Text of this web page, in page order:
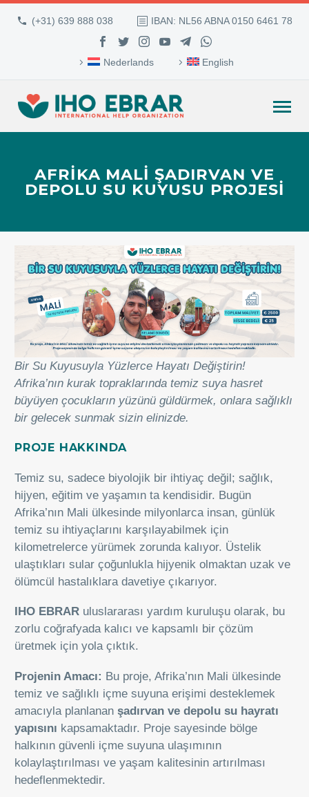
(+31) 639 888 038 IBAN: NL56 ABNA 0150 6461 78
Nederlands English
AFRİKA MALİ ŞADIRVAN VE
DEPOLU SU KUYUSU PROJESİ
Bir Su Kuyusuyla Yüzlerce Hayatı Değiştirin!
Afrika’nın kurak topraklarında temiz suya hasret
büyüyen çocukların yüzünü güldürmek, onlara sağlıklı
bir gelecek sunmak sizin elinizde.
PROJE HAKKINDA
Temiz su, sadece biyolojik bir ihtiyaç değil; sağlık,
hijyen, eğitim ve yaşamın ta kendisidir. Bugün
Afrika’nın Mali ülkesinde milyonlarca insan, günlük
temiz su ihtiyaçlarını karşılayabilmek için
kilometrelerce yürümek zorunda kalıyor. Üstelik
ulaştıkları sular çoğunlukla hijyenik olmaktan uzak ve
ölümcül hastalıklara davetiye çıkarıyor.
IHO EBRAR uluslararası yardım kuruluşu olarak, bu
zorlu coğrafyada kalıcı ve kapsamlı bir çözüm
üretmek için yola çıktık.
Projenin Amacı: Bu proje, Afrika’nın Mali ülkesinde
temiz ve sağlıklı içme suyuna erişimi desteklemek
amacıyla planlanan şadırvan ve depolu su hayratı
yapısını kapsamaktadır. Proje sayesinde bölge
halkının güvenli içme suyuna ulaşımının
kolaylaştırılması ve yaşam kalitesinin artırılması
hedeflenmektedir.